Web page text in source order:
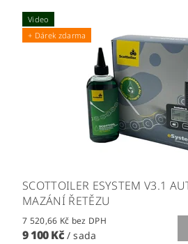
Video
+ Dárek zdarma
SCOTTOILER ESYSTEM V3.1
MAZÁNÍ ŘETĚZU
7 520,66 Kč bez DPH
9 100 Kč / sada